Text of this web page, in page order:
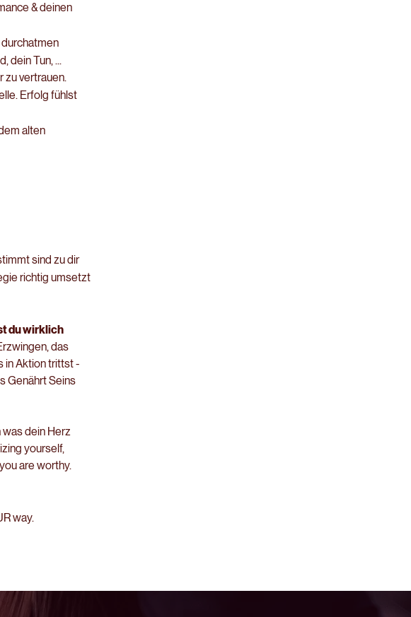
& deinen
dein Tun, ...
zu vertrauen.
Erfolg fühlst
alten
sind zu dir
richtig umsetzt
du wirklich
das
in Aktion trittst -
Genährt Seins
was dein Herz
yourself,
are worthy.
way.